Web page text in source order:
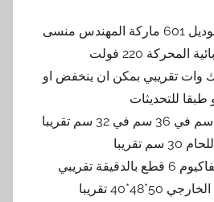
منسى
المحركة 220 فولت
الكهربية 1.5 ك وات تقريبي بمكن ان ينخفض او
طبقا للتحديثات
سم تقريبا
تقريبي
تقريبا